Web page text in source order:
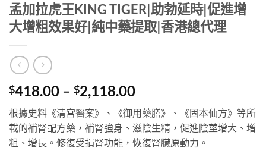
孟加拉虎王KING TIGER|助勃延時|促進增
大增粗效果好|純中藥提取|香港總代理
$418.00 – $2,118.00Price
range:
$418.00
through
$2,118.00
根據史料《清宮醫案》、《御用藥膳》、《固本仙方》等所
載的補腎配方藥，補腎強身、滋陰生精，促進陰莖增大、增
粗、增長。修復受損腎功能，恢復腎臟原動力。